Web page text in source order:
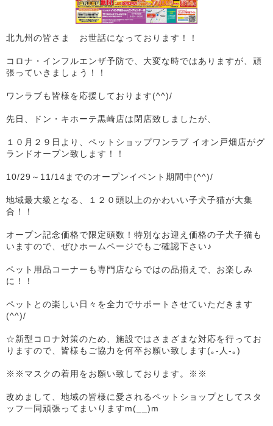
北九州の皆さま お世話になっております！！
コロナ・インフルエンザ予防で、大変な時ではありますが、頑
張っていきましょう！！
ワンラブも皆様を応援しております(^^)/
先日、ドン・キホーテ黒崎店は閉店致しましたが、
１０月２９日より、ペットショップワンラブ イオン戸畑店がグ
ランドオープン致します！！
10/29～11/14までのオープンイベント期間中(^^)/
地域最大級となる、１２０頭以上のかわいい子犬子猫が大集
合！！
オープン記念価格で限定頭数！特別なお迎え価格の子犬子猫も
いますので、ぜひホームページでもご確認下さい♪
ペット用品コーナーも専門店ならではの品揃えで、お楽しみ
に！！
ペットとの楽しい日々を全力でサポートさせていただきます
(^^)/
☆新型コロナ対策のため、施設ではさまざまな対応を行ってお
りますので、皆様もご協力を何卒お願い致します(｡-人-｡)
※※マスクの着用をお願い致しております。※※
改めまして、地域の皆様に愛されるペットショップとしてスタ
ッフ一同頑張ってまいりますm(__)m